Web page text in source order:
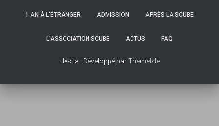
1 AN À L’ÉTRANGER ADMISSION APRÈS LA SCUBE
L’ASSOCIATION SCUBE ACTUS FAQ
Hestia | Développé parThemeIsle